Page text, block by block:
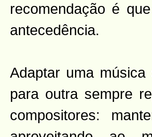
recomendação é
antecedência.
Adaptar uma
para outra sempre
compositores: